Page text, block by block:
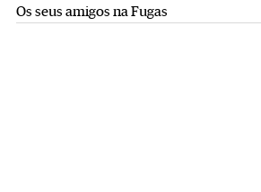
Os seus amigos na Fugas